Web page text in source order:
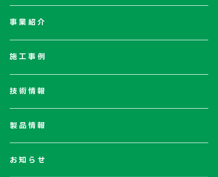
会社情報一覧
ネットワーク
事業紹介
施工事例
技術情報
製品情報
お知らせ